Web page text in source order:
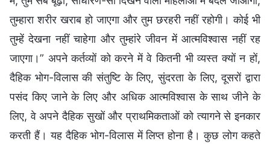
तुम्हारा शरीर खराब हो जाएगा और तुम छरहरी नहीं रहोगी। कोई भी
तुम्हें देखना नहीं चाहेगा और तुम्हांरे जीवन में आत्मविश्वास नहीं रह
जाएगा।” अपने कर्तव्यों को करने में वे कितनी भी व्यस्त क्यों न हों,
दैहिक भोग-विलास की संतुष्टि के लिए, सुंदरता के लिए, दूसरों द्वारा
पसंद किए जाने के लिए और अधिक आत्मविश्वास के साथ जीने के
लिए, वे अपने दैहिक सुखों और प्राथमिकताओं को त्यागने से इनकार
करती हैं। यह दैहिक भोग-विलास में लिप्त होना है। कुछ लोग कहते